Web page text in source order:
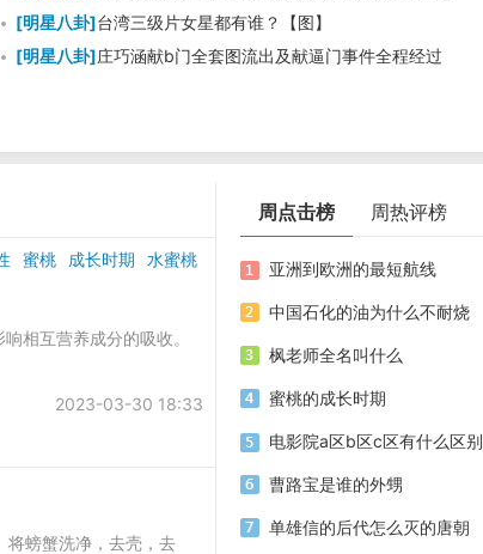
[明星八卦]台湾三级片女星都有谁？【图】
[明星八卦]庄巧涵献b门全套图流出及献逼门事件全程经过
蜜桃 成长时期
水蜜桃
相互营养成分的吸收。
2023-03-30 18:33
螃蟹洗净，去壳，去
周点击榜 周热评榜
亚洲到欧洲的最短航线
中国石化的油为什么不耐烧
枫老师全名叫什么
蜜桃的成长时期
电影院a区b区c区有什么区别
曹路宝是谁的外甥
单雄信的后代怎么灭的唐朝